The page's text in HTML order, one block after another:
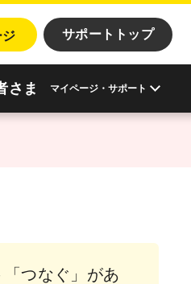
ジ サポートトップ
さま マイページ・サポート
つなぐ」があ